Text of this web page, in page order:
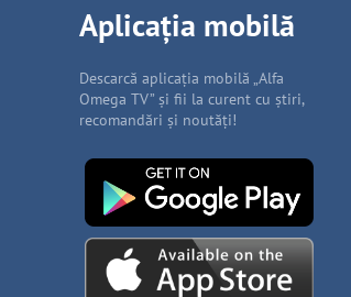
Aplicația mobilă
Descarcă aplicația mobilă „Alfa
Omega TV” și fii la curent cu știri,
recomandări și noutăți!